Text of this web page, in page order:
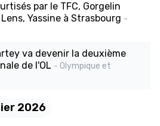
par le TFC, Gorgelin
Yassine à Strasbourg -
va devenir la deuxième
de l'OL - Olympique et
2026